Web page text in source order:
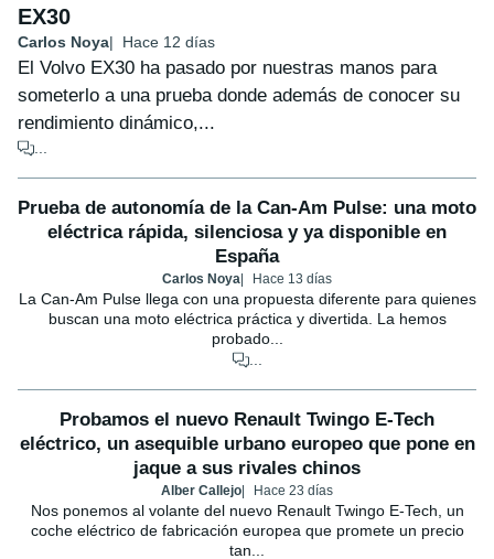
EX30
Carlos Noya Hace 12 días
El Volvo EX30 ha pasado por nuestras manos para
someterlo a una prueba donde además de conocer su
rendimiento dinámico,...
...
Prueba de autonomía de la Can-Am Pulse: una moto
eléctrica rápida, silenciosa y ya disponible en
España
Carlos Noya Hace 13 días
La Can-Am Pulse llega con una propuesta diferente para quienes
buscan una moto eléctrica práctica y divertida. La hemos
probado...
...
Probamos el nuevo Renault Twingo E-Tech
eléctrico, un asequible urbano europeo que pone en
jaque a sus rivales chinos
Alber Callejo Hace 23 días
Nos ponemos al volante del nuevo Renault Twingo E-Tech, un
coche eléctrico de fabricación europea que promete un precio
tan...